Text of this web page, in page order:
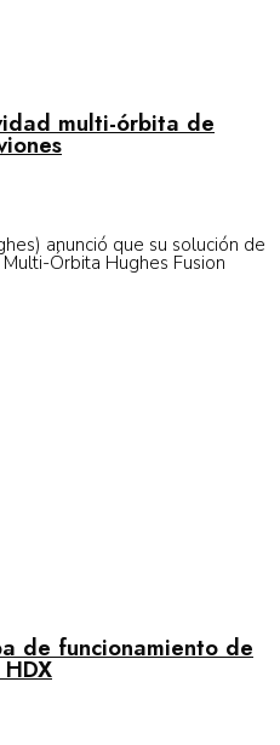
multi-órbita de
anunció que su solución de
Órbita Hughes Fusion
de funcionamiento de